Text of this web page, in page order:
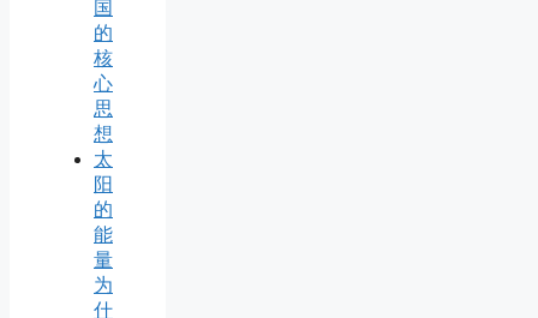
国
的
核
心
思
想
太
阳
的
能
量
为
什